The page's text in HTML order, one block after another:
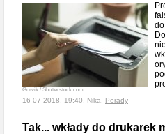
Gorvik / Shutterstock.com
16-07-2018, 19:40, Nika, Porady
Tak... wkłady do drukarek